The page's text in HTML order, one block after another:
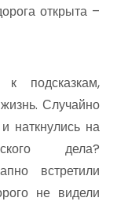
открыта –
к подсказкам,
Случайно
наткнулись на
дела?
встретили
не видели